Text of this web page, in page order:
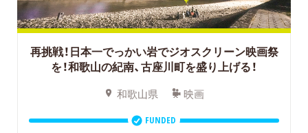
再挑戦！日本一でっかい岩でジオスクリーン映画祭
を！和歌山の紀南、古座川町を盛り上げる！
和歌山県 映画
FUNDED